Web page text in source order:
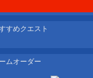
すめクエスト
ムオーダー